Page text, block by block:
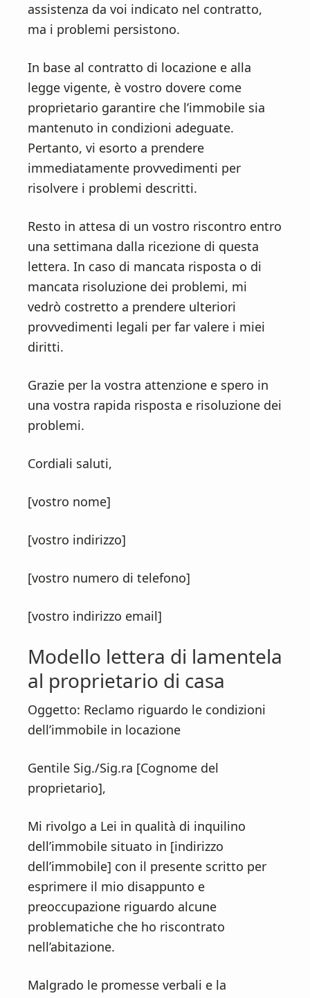
assistenza da voi indicato nel contratto,
ma i problemi persistono.
In base al contratto di locazione e alla
legge vigente, è vostro dovere come
proprietario garantire che l’immobile sia
mantenuto in condizioni adeguate.
Pertanto, vi esorto a prendere
immediatamente provvedimenti per
risolvere i problemi descritti.
Resto in attesa di un vostro riscontro entro
una settimana dalla ricezione di questa
lettera. In caso di mancata risposta o di
mancata risoluzione dei problemi, mi
vedrò costretto a prendere ulteriori
provvedimenti legali per far valere i miei
diritti.
Grazie per la vostra attenzione e spero in
una vostra rapida risposta e risoluzione dei
problemi.
Cordiali saluti,
[vostro nome]
[vostro indirizzo]
[vostro numero di telefono]
[vostro indirizzo email]
Modello lettera di lamentela
al proprietario di casa
Oggetto: Reclamo riguardo le condizioni
dell’immobile in locazione
Gentile Sig./Sig.ra [Cognome del
proprietario],
Mi rivolgo a Lei in qualità di inquilino
dell’immobile situato in [indirizzo
dell’immobile] con il presente scritto per
esprimere il mio disappunto e
preoccupazione riguardo alcune
problematiche che ho riscontrato
nell’abitazione.
Malgrado le promesse verbali e la